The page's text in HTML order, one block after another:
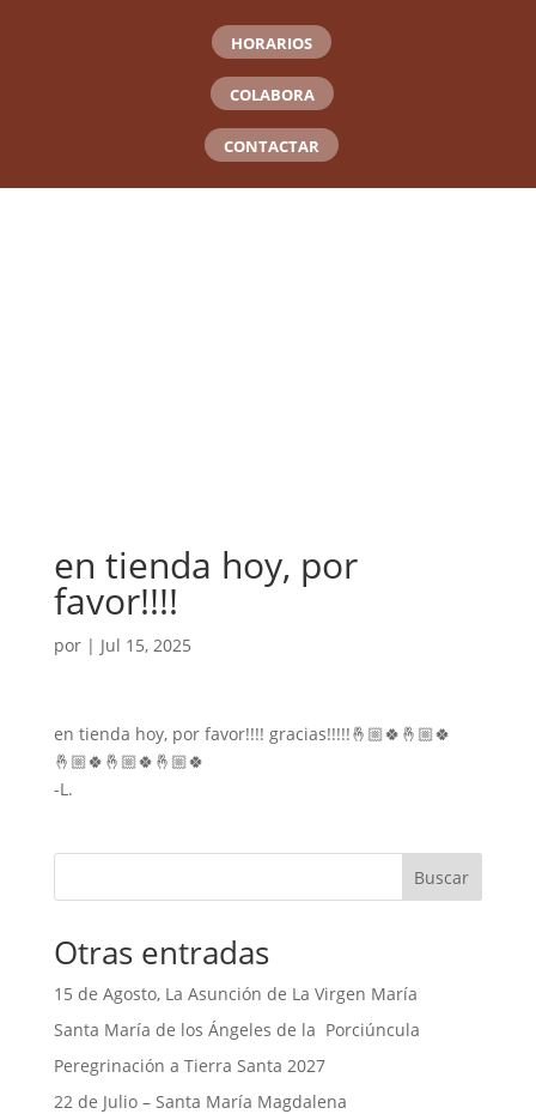
HORARIOS
COLABORA
CONTACTAR
en tienda hoy, por
favor!!!!
por | Jul 15, 2025
en tienda hoy, por favor!!!! gracias!!!!!🤞🏼🍀🤞🏼🍀
🤞🏼🍀🤞🏼🍀🤞🏼🍀
-L.
Buscar
Otras entradas
15 de Agosto, La Asunción de La Virgen María
Santa María de los Ángeles de la Porciúncula
Peregrinación a Tierra Santa 2027
22 de Julio – Santa María Magdalena